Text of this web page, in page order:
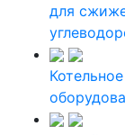
для
Котельное